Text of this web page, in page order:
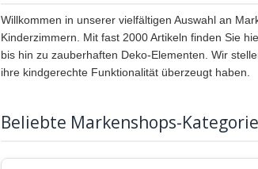
Willkommen in unserer vielfältigen Auswahl an
Kinderzimmern. Mit fast 2000 Artikeln finden Sie
bis hin zu zauberhaften Deko-Elementen. Wir
ihre kindgerechte Funktionalität überzeugt haben.
Beliebte Markenshops-